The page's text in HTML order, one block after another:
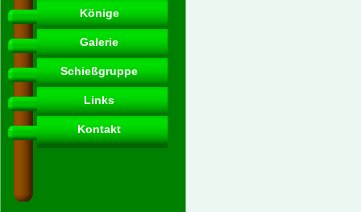
Könige
Galerie
Schießgruppe
Links
Kontakt